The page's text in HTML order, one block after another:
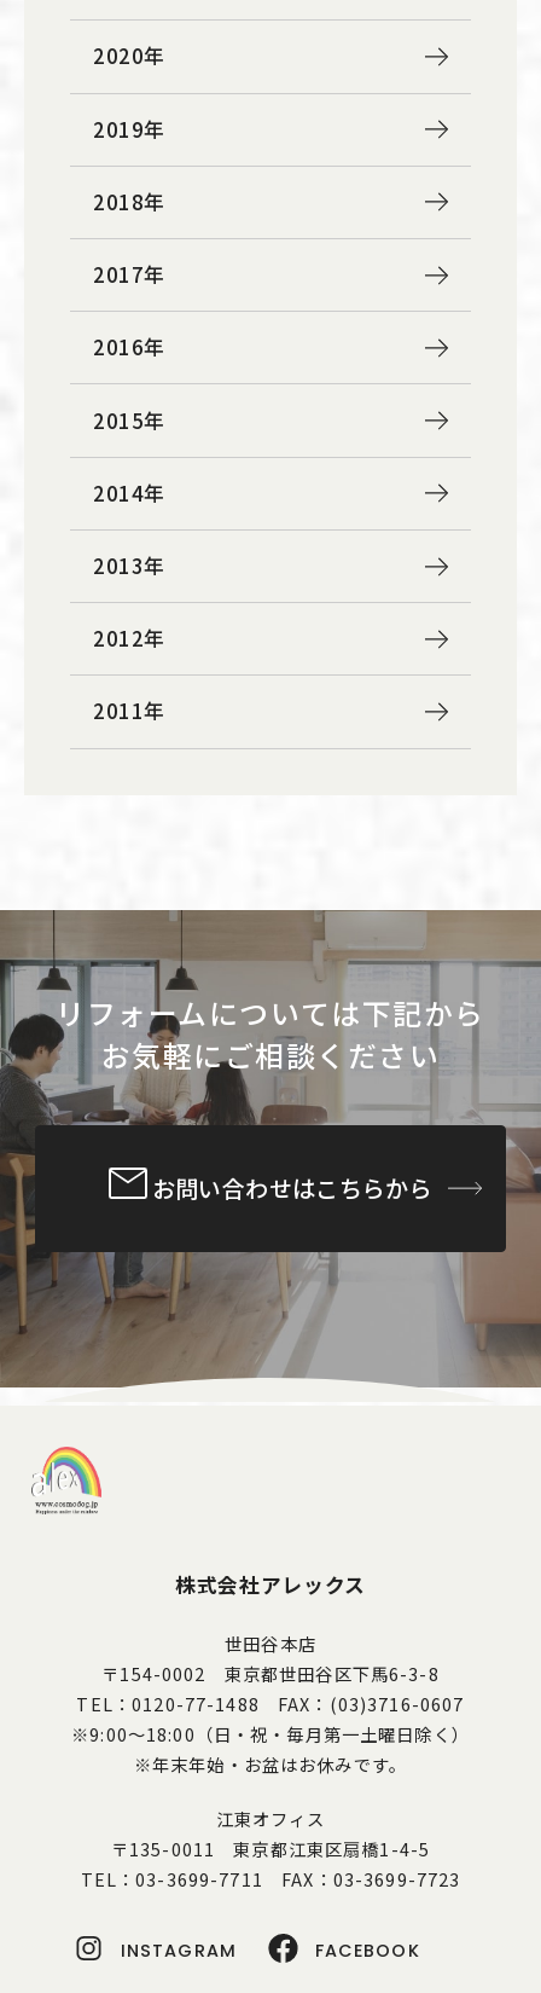
2020年
2019年
2018年
2017年
2016年
2015年
2014年
2013年
2012年
2011年
リフォームについては下記から
お気軽にご相談ください
お問い合わせはこちらから
株式会社アレックス
世田谷本店
〒154-0002 東京都世田谷区下馬6-3-8
TEL：0120-77-1488 FAX：(03)3716-0607
※9:00～18:00（日・祝・毎月第一土曜日除く）
※年末年始・お盆はお休みです。
江東オフィス
〒135-0011 東京都江東区扇橋1-4-5
TEL：03-3699-7711 FAX：03-3699-7723
INSTAGRAM FACEBOOK